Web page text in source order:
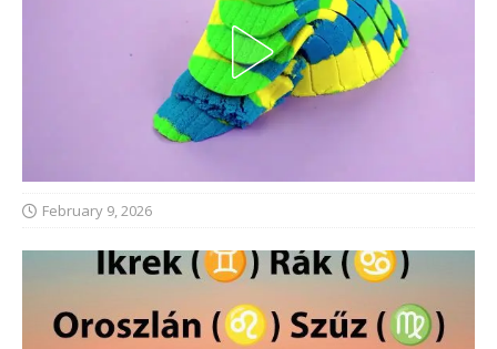
February 9, 2026